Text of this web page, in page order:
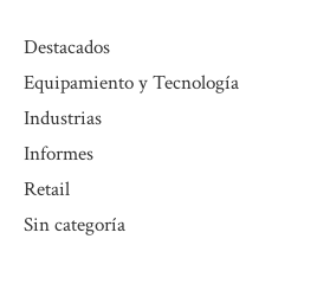
Destacados
Equipamiento y Tecnología
Industrias
Informes
Retail
Sin categoría